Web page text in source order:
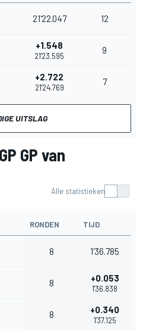
21'22.047 12
+1.548
21'23.595
9
+2.722
21'24.769
7
UITSLAG
GP van
Alle statistieken
RONDEN TIJD
8 1'36.785
8 +0.053
1'36.838
8 +0.340
1'37.125